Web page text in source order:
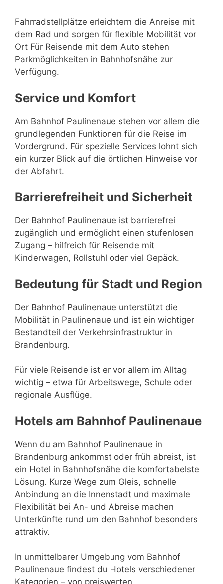
Fahrradstellplätze erleichtern die Anreise mit
dem Rad und sorgen für flexible Mobilität vor
Ort Für Reisende mit dem Auto stehen
Parkmöglichkeiten in Bahnhofsnähe zur
Verfügung.
Service und Komfort
Am Bahnhof Paulinenaue stehen vor allem die
grundlegenden Funktionen für die Reise im
Vordergrund. Für spezielle Services lohnt sich
ein kurzer Blick auf die örtlichen Hinweise vor
der Abfahrt.
Barrierefreiheit und Sicherheit
Der Bahnhof Paulinenaue ist barrierefrei
zugänglich und ermöglicht einen stufenlosen
Zugang – hilfreich für Reisende mit
Kinderwagen, Rollstuhl oder viel Gepäck.
Bedeutung für Stadt und Region
Der Bahnhof Paulinenaue unterstützt die
Mobilität in Paulinenaue und ist ein wichtiger
Bestandteil der Verkehrsinfrastruktur in
Brandenburg.
Für viele Reisende ist er vor allem im Alltag
wichtig – etwa für Arbeitswege, Schule oder
regionale Ausflüge.
Hotels am Bahnhof Paulinenaue
Wenn du am Bahnhof Paulinenaue in
Brandenburg ankommst oder früh abreist, ist
ein Hotel in Bahnhofsnähe die komfortabelste
Lösung. Kurze Wege zum Gleis, schnelle
Anbindung an die Innenstadt und maximale
Flexibilität bei An- und Abreise machen
Unterkünfte rund um den Bahnhof besonders
attraktiv.
In unmittelbarer Umgebung vom Bahnhof
Paulinenaue findest du Hotels verschiedener
Kategorien – von preiswerten